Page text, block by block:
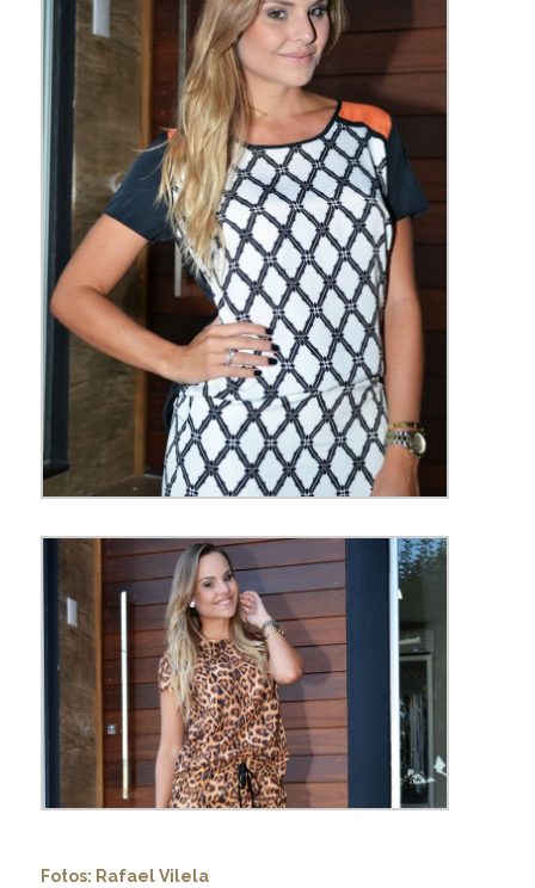
Fotos: Rafael Vilela